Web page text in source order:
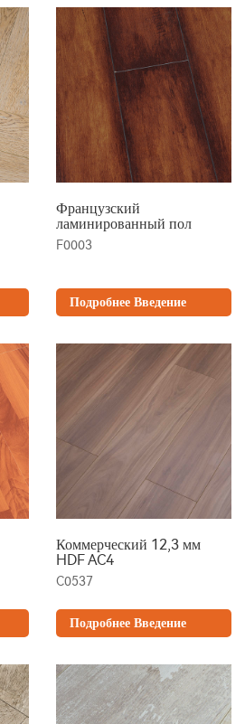
Французский
ламинированный пол
F0003
Подробнее Введение
Коммерческий 12,3 мм
HDF AC4
C0537
Подробнее Введение